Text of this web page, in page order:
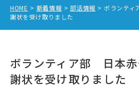
高校入試
高校受験をお考えの
HOME 新着情報 部活情報
ボランティ
謝状を受け取りました
ボランティア部 日本
謝状を受け取りました